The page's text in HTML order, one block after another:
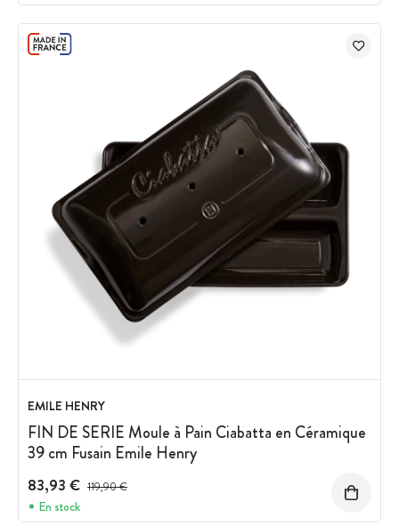
EMILE HENRY
FIN DE SERIE Moule à Pain Ciabatta en Céramique
39 cm Fusain Emile Henry
83,93 € Prix avant réduction :
119,90 €
En stock